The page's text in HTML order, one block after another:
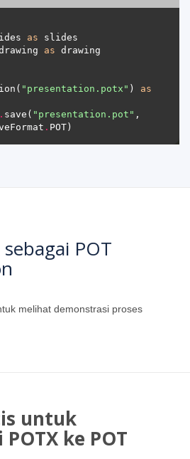
as
as
"presentation.potx" ) as
. save( "presentation.pot" ,
.
POT
melihat demonstrasi proses
untuk
ke POT